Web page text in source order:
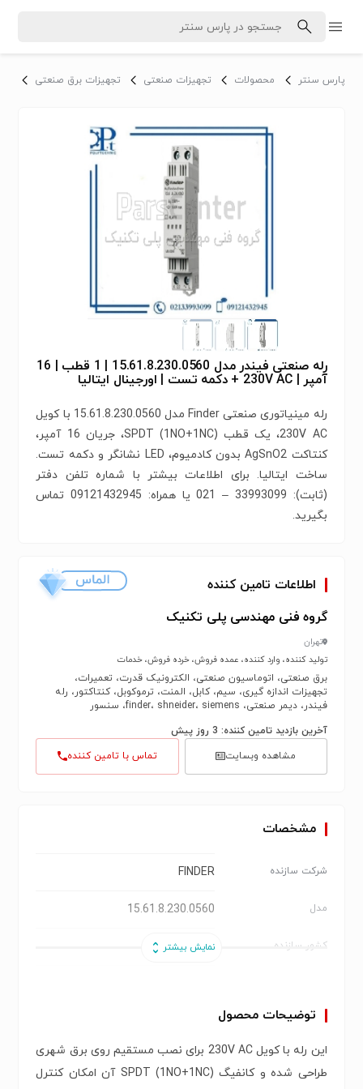
پارس سنتر محصولات تجهیزات صنعتی تجهیزات برق صنعتی
رله صنعتی فیندر مدل 15.61.8.230.0560 | 1 قطب | 16
آمپر | 230V AC + دکمه تست | اورجینال ایتالیا
رله مینیاتوری صنعتی Finder مدل 15.61.8.230.0560 با کویل
230V AC، یک قطب SPDT (1NO+1NC)، جریان 16 آمپر،
کنتاکت AgSnO2 بدون کادمیوم، LED نشانگر و دکمه تست.
ساخت ایتالیا. برای اطلاعات بیشتر با شماره‌‌ تلفن دفتر
(ثابت): 33993099 – 021 یا همراه: 09121432945 تماس
بگیرید.
اطلاعات تامین کننده
گروه فنی مهندسی پلی تکنیک
تهران
تولید کننده، وارد کننده، عمده فروش، خرده فروش، خدمات
برق صنعتی، اتوماسیون صنعتی، الکترونیک قدرت، تعمیرات،
تجهیزات اندازه گیری، سیم، کابل، المنت، ترموکوبل، کنتاکتور، رله
فیندر، دیمر صنعتی، finder، shneider، siemens، سنسور
آخرین بازدید تامین کننده: 3 روز پیش
مشاهده وبسایت
تماس با تامین کننده
مشخصات
شرکت سازنده FINDER
مدل 15.61.8.230.0560
کشور سازنده ایتالیا
نوع
ولتاژ بوبین 230V AC
توضیحات محصول
این رله با کویل 230V AC برای نصب مستقیم روی برق شهری
طراحی شده و کانفیگ SPDT (1NO+1NC) آن امکان کنترل